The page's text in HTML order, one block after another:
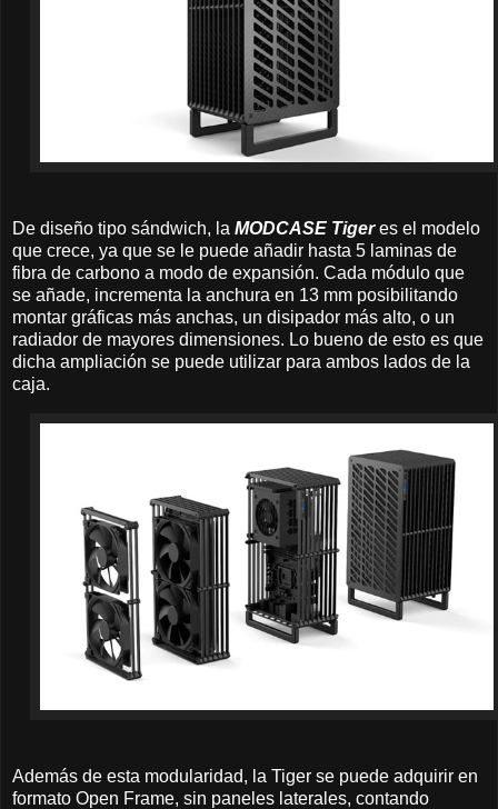
De diseño tipo sándwich, la MODCASE Tigeres el modelo
que crece, ya que se le puede añadir hasta 5 laminas de
fibra de carbono a modo de expansión. Cada módulo que
se añade, incrementa la anchura en 13 mm posibilitando
montar gráficas más anchas, un disipador más alto, o un
radiador de mayores dimensiones. Lo bueno de esto es que
dicha ampliación se puede utilizar para ambos lados de la
caja.
Además de esta modularidad, la Tiger se puede adquirir en
formato Open Frame, sin paneles laterales, contando